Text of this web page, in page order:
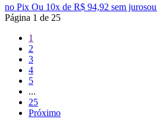
no Pix Ou 10x de R$ 94,92 sem jurosou
Página 1 de 25
1
2
3
4
5
...
25
Próximo